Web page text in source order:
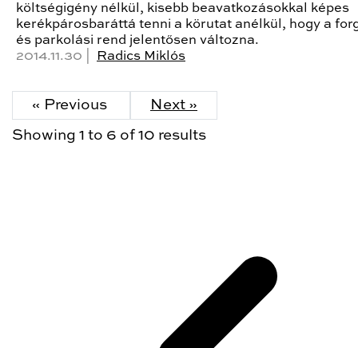
költségigény nélkül, kisebb beavatkozásokkal képes
kerékpárosbaráttá tenni a körutat anélkül, hogy a
és parkolási rend jelentősen változna.
2014.11.30 |
Radics Miklós
« Previous Next »
Showing 1 to 6 of 10 results